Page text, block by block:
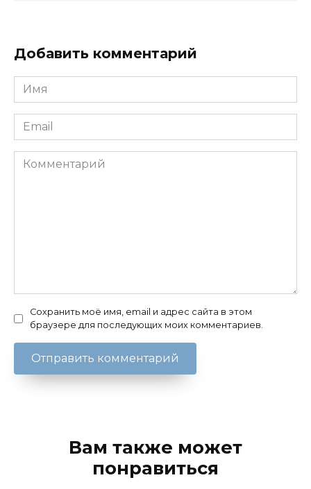
Добавить комментарий
Имя
*
Email
*
Комментарий
Сохранить моё имя, email и адрес сайта в этом
браузере для последующих моих комментариев.
Вам также может
понравиться